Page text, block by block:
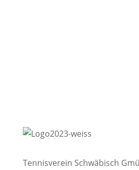
Tennisverein Schwäbisch